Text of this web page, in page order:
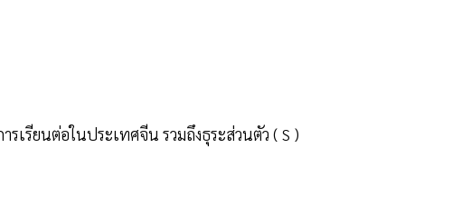
รเรียนต่อในประเทศจีน รวมถึงธุระส่วนตัว ( S )